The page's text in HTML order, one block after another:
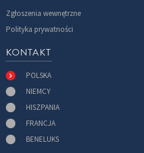
Zgłoszenia wewnętrzne
Polityka prywatności
KONTAKT
POLSKA
NIEMCY
HISZPANIA
FRANCJA
BENELUKS